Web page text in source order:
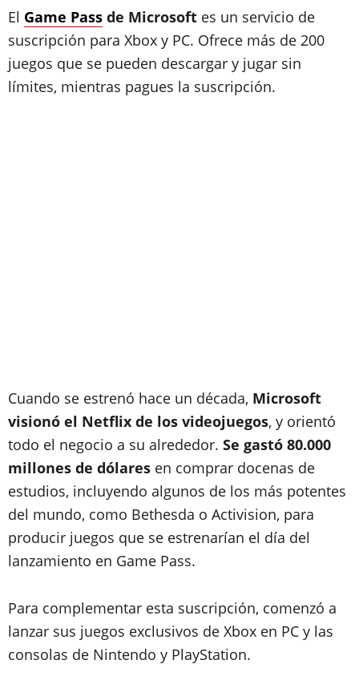
El Game Pass de Microsoft es un servicio de
suscripción para Xbox y PC. Ofrece más de 200
juegos que se pueden descargar y jugar sin
límites, mientras pagues la suscripción.
Cuando se estrenó hace un década, Microsoft
visionó el Netflix de los videojuegos, y orientó
todo el negocio a su alrededor. Se gastó 80.000
millones de dólares en comprar docenas de
estudios, incluyendo algunos de los más potentes
del mundo, como Bethesda o Activision, para
producir juegos que se estrenarían el día del
lanzamiento en Game Pass.
Para complementar esta suscripción, comenzó a
lanzar sus juegos exclusivos de Xbox en PC y las
consolas de Nintendo y PlayStation.